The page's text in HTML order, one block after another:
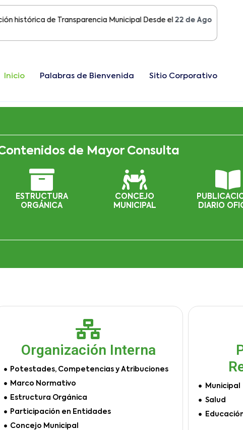
de Transparencia Municipal Desde el22 de Agosto del 2019 ,
Inicio Palabras de Bienvenida Sitio Corporativo
de Mayor Consulta
ESTRUCTURA
ORGÁNICA
CONCEJO
MUNICIPAL
DIARIO
Organización Interna
Potestades, Competencias y Atribuciones
Marco Normativo
Estructura Orgánica
Participación en Entidades
Concejo Municipal
Municipal
Salud